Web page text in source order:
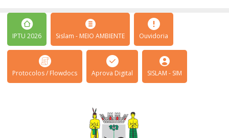
IPTU 2026 Sislam - MEIO AMBIENTE Ouvidoria
Protocolos / Flowdocs Aprova Digital SISLAM - SIM